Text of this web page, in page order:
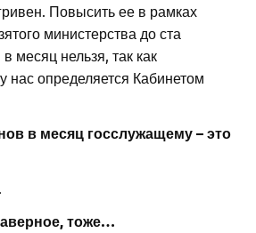
Повысить ее в рамках
министерства до ста
месяц нельзя, так как
нас определяется Кабинетом
в месяц госслужащему – это
тоже…